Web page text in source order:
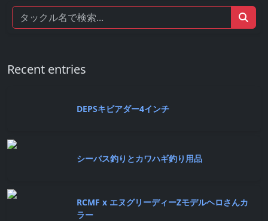
Recent entries
DEPSキビアダー4インチ
シーバス釣りとカワハギ釣り用品
RCMF x エヌグリーディーZモデルヘロさんカ
ラー